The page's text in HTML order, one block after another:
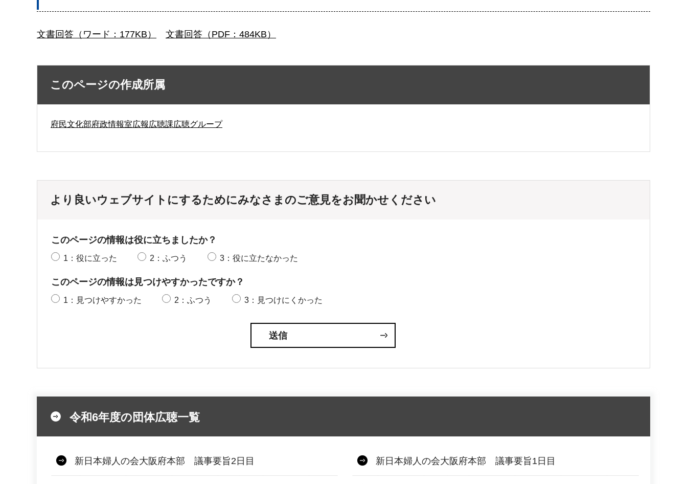
文書回答（ワード：177KB） 文書回答（PDF：484KB）
このページの作成所属
府民文化部府政情報室広報広聴課広聴グループ
より良いウェブサイトにするためにみなさまのご意見をお聞かせください
このページの情報は役に立ちましたか？
1：役に立った 2：ふつう 3：役に立たなかった
このページの情報は見つけやすかったですか？
1：見つけやすかった 2：ふつう 3：見つけにくかった
令和6年度の団体広聴一覧
新日本婦人の会大阪府本部 議事要旨2日目 新日本婦人の会大阪府本部 議事要旨1日目